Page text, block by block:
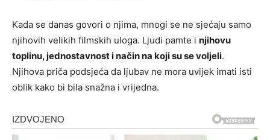
Kada se danas govori o njima, mnogi se ne sjećaju samo
njihovih velikih filmskih uloga. Ljudi pamte i njihovu
toplinu, jednostavnost i način na koji su se voljeli.
Njihova priča podsjeća da ljubav ne mora uvijek imati isti
oblik kako bi bila snažna i vrijedna.